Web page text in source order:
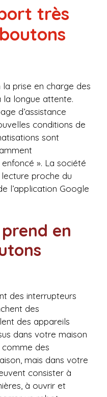
très
prise en charge des
la longue attente.
d’assistance
conditions de
sont
». La société
proche du
l’application Google
en
des interrupteurs
des
des appareils
dans votre maison
comme des
mais dans votre
consister à
à ouvrir et